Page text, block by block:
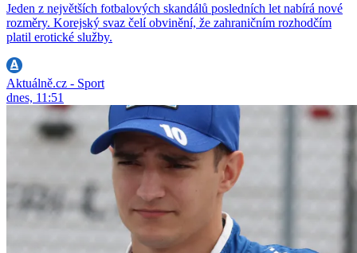
Jeden z největších fotbalových skandálů posledních let nabírá nové
rozměry. Korejský svaz čelí obvinění, že zahraničním rozhodčím
platil erotické služby.
Aktuálně.cz - Sport
dnes, 11:51